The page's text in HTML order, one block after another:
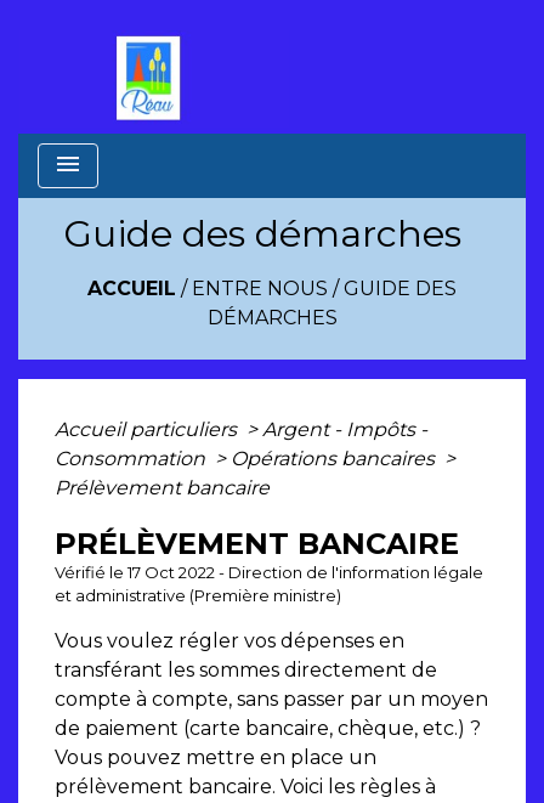
menu
Guide des démarches
ACCUEIL / ENTRE NOUS /GUIDE DES
DÉMARCHES
Accueil particuliers > Argent - Impôts -
Consommation > Opérations bancaires >
Prélèvement bancaire
PRÉLÈVEMENT BANCAIRE
Vérifié le 17 Oct 2022 - Direction de l'information légale
et administrative (Première ministre)
Vous voulez régler vos dépenses en
transférant les sommes directement de
compte à compte, sans passer par un moyen
de paiement (carte bancaire, chèque, etc.) ?
Vous pouvez mettre en place un
prélèvement bancaire. Voici les règles à